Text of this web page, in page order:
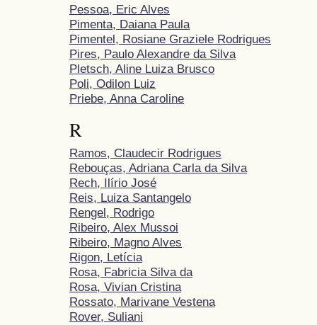
Pessoa, Eric Alves
Pimenta, Daiana Paula
Pimentel, Rosiane Graziele Rodrigues
Pires, Paulo Alexandre da Silva
Pletsch, Aline Luiza Brusco
Poli, Odilon Luiz
Priebe, Anna Caroline
R
Ramos, Claudecir Rodrigues
Rebouças, Adriana Carla da Silva
Rech, Ilírio José
Reis, Luiza Santangelo
Rengel, Rodrigo
Ribeiro, Alex Mussoi
Ribeiro, Magno Alves
Rigon, Letícia
Rosa, Fabricia Silva da
Rosa, Vivian Cristina
Rossato, Marivane Vestena
Rover, Suliani